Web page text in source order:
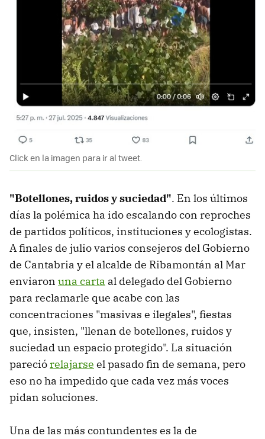
Click en la imagen para ir al tweet.
"Botellones, ruidos y suciedad". En los últimos
días la polémica ha ido escalando con reproches
de partidos políticos, instituciones y ecologistas.
A finales de julio varios consejeros del Gobierno
de Cantabria y el alcalde de Ribamontán al Mar
enviaron una carta al delegado del Gobierno
para reclamarle que acabe con las
concentraciones "masivas e ilegales", fiestas
que, insisten, "llenan de botellones, ruidos y
suciedad un espacio protegido". La situación
pareciórelajarse el pasado fin de semana, pero
eso no ha impedido que cada vez más voces
pidan soluciones.
Una de las más contundentes es la de